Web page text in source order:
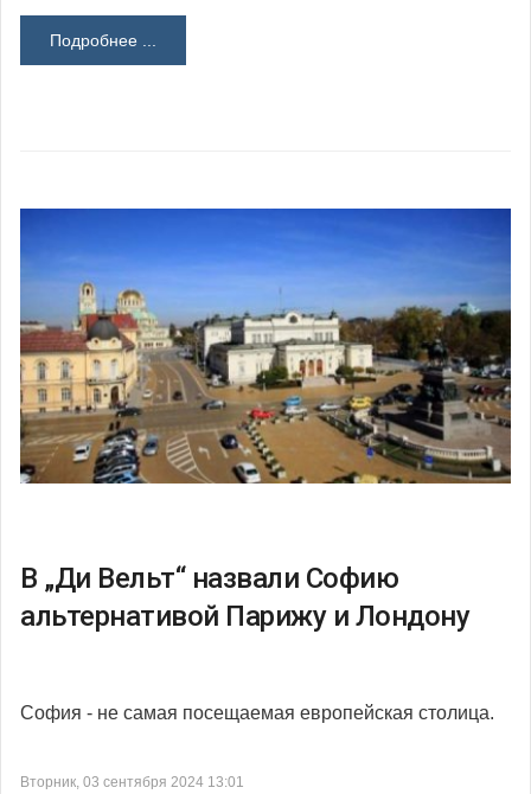
Подробнее ...
В „Ди Вельт“ назвали Софию
альтернативой Парижу и Лондону
София - не самая посещаемая европейская столица.
Вторник, 03 сентября 2024 13:01